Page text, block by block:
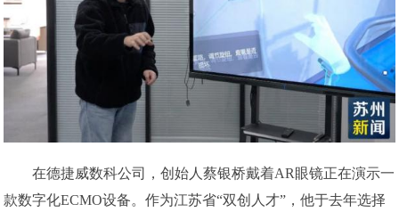
在德捷威数科公司，创始人蔡银桥戴着AR眼镜正在演示一
款数字化ECMO设备。作为江苏省“双创人才”，他于去年选择